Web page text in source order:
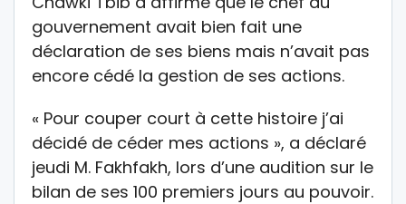
gouvernement avait bien fait une
déclaration de ses biens mais n’avait pas
encore cédé la gestion de ses actions.
« Pour couper court à cette histoire j’ai
décidé de céder mes actions », a déclaré
jeudi M. Fakhfakh, lors d’une audition sur le
bilan de ses 100 premiers jours au pouvoir.